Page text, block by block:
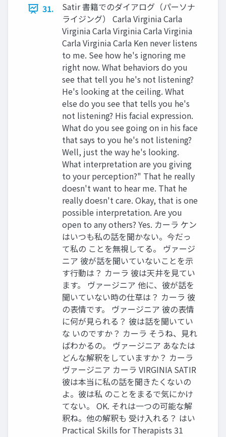
31.
Satir 書籍でのダイアログ（パーソナ
ライジング） Carla Virginia Carla
Virginia Carla Virginia Carla Virginia
Carla Virginia Carla Ken never listens
to me. See how he's ignoring me
right now. What behaviors do you
see that tell you he's not listening?
He's looking at the ceiling. What
else do you see that tells you he's
not listening? His facial expression.
What do you see going on in his face
that says to you he's not listening?
Well, just the way he's looking.
What interpretation are you giving
to your perception?" That he really
doesn't want to hear me. That he
really doesn't care. Okay, that is one
possible interpretation. Are you
open to any others? Yes. カーラ ケン
はいつも私の話を聞かない。今だっ
て私の ことを無視してる。 ヴァージ
ニア 彼が話を聞いていないことを示
す行動は？ カーラ 彼は天井を見てい
ます。 ヴァージニア 他に、彼が話を
聞いていない時の仕草は？ カーラ 彼
の表情です。 ヴァージニア 彼の表情
に何が見られる？ 彼は話を聞いてい
な いのですか？ カーラ そうね、見れ
ばわかるの。 ヴァージニア あなたは
どんな解釈をしていますか？ カーラ
ヴァージニア カーラ VIRGINIA SATIR
彼は本当に私の話を聞きたくないの
よ。彼は私 のことをまるで気にかけ
てない。 OK. それは一つの可能な解
釈ね。他の解釈も 受け入れる？ はい
Practical Skills for Therapists 31